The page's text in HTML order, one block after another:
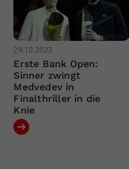
29.10.2023
Erste Bank Open:
Sinner zwingt
Medvedev in
Finalthriller in die
Knie